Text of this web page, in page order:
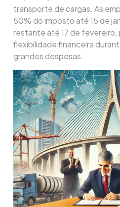
transporte de cargas. As
50% do imposto até 15 de
restante até 17 de fevereiro,
flexibilidade financeira
grandes despesas.